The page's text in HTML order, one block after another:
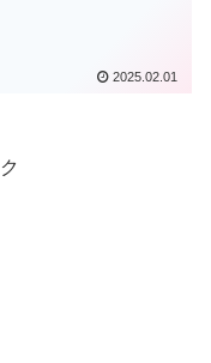
2025.02.01